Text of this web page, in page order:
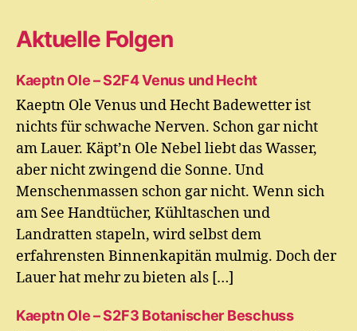
Aktuelle Folgen
Kaeptn Ole – S2F4 Venus und Hecht
Kaeptn Ole Venus und Hecht Badewetter ist
nichts für schwache Nerven. Schon gar nicht
am Lauer. Käpt’n Ole Nebel liebt das Wasser,
aber nicht zwingend die Sonne. Und
Menschenmassen schon gar nicht. Wenn sich
am See Handtücher, Kühltaschen und
Landratten stapeln, wird selbst dem
erfahrensten Binnenkapitän mulmig. Doch der
Lauer hat mehr zu bieten als […]
Kaeptn Ole – S2F3 Botanischer Beschuss